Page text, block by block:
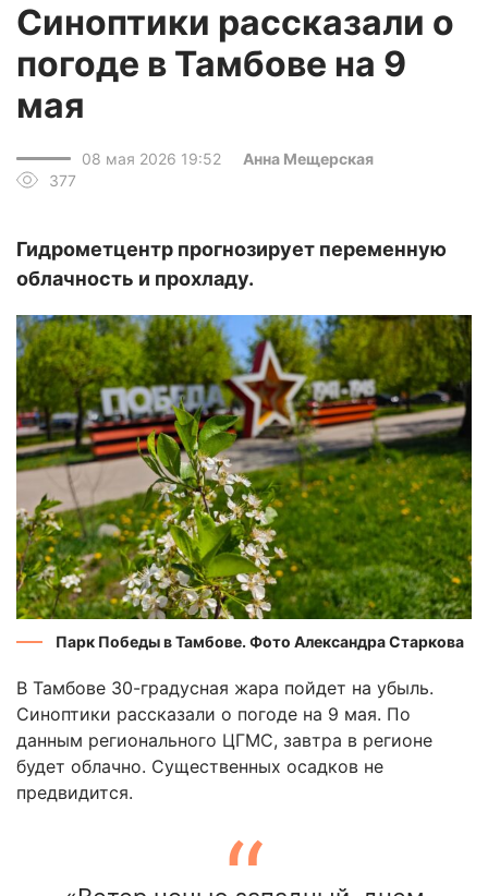
Синоптики рассказали о
погоде в Тамбове на 9
мая
08 мая 2026 19:52
Анна Мещерская
377
Гидрометцентр прогнозирует переменную
облачность и прохладу.
Парк Победы в Тамбове. Фото Александра Старкова
В Тамбове 30-градусная жара пойдет на убыль.
Синоптики рассказали о погоде на 9 мая. По
данным регионального ЦГМС, завтра в регионе
будет облачно. Существенных осадков не
предвидится.